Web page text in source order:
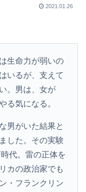
2021.01.26
生命力が弱いの
いるが、支えて
。男は、女が
る気になる。
男がいた結果と
した。その実験
代。雷の正体を
カの政治家でも
・フランクリン